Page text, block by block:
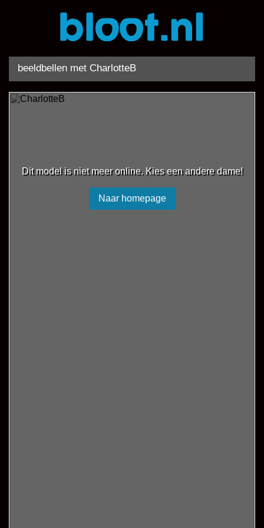
beeldbellen met CharlotteB
Dit model is niet meer online. Kies een andere dame!
Naar homepage